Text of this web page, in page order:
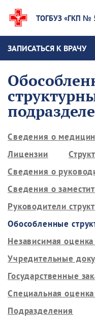
ТОГБУЗ «ГКП №
ЗАПИСАТЬСЯ К ВРАЧУ
Сведения о
Лицензии
Сведения о
Сведения о
Руководители
Обособленные
Независимая оценка
Учредительные
Государственные
Специальная
Подразделения